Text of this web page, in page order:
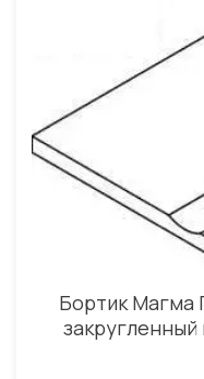
Бортик Магма